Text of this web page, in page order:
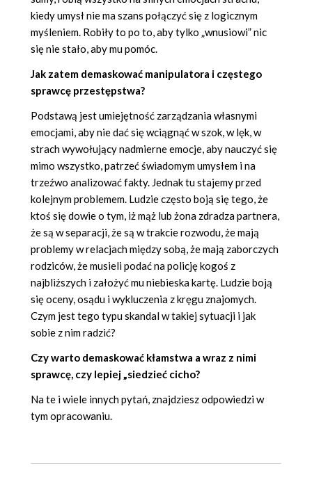
kiedy umysł nie ma szans połączyć się z logicznym
myśleniem. Robiły to po to, aby tylko „wnusiowi” nic
się nie stało, aby mu pomóc.
Jak zatem demaskować manipulatora i częstego
sprawcę przestępstwa?
Podstawą jest umiejętność zarządzania własnymi
emocjami, aby nie dać się wciągnąć w szok, w lęk, w
strach wywołujący nadmierne emocje, aby nauczyć się
mimo wszystko, patrzeć świadomym umysłem i na
trzeźwo analizować fakty. Jednak tu stajemy przed
kolejnym problemem. Ludzie często boją się tego, że
ktoś się dowie o tym, iż mąż lub żona zdradza partnera,
że są w separacji, że są w trakcie rozwodu, że mają
problemy w relacjach między sobą, że mają zaborczych
rodziców, że musieli podać na policję kogoś z
najbliższych i założyć mu niebieska kartę. Ludzie boją
się oceny, osądu i wykluczenia z kręgu znajomych.
Czym jest tego typu skandal w takiej sytuacji i jak
sobie z nim radzić?
Czy warto demaskować kłamstwa a wraz z nimi
sprawcę, czy lepiej „siedzieć cicho?
Na te i wiele innych pytań, znajdziesz odpowiedzi w
tym opracowaniu.